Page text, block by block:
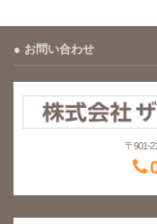
お問い合わせ
〒901-